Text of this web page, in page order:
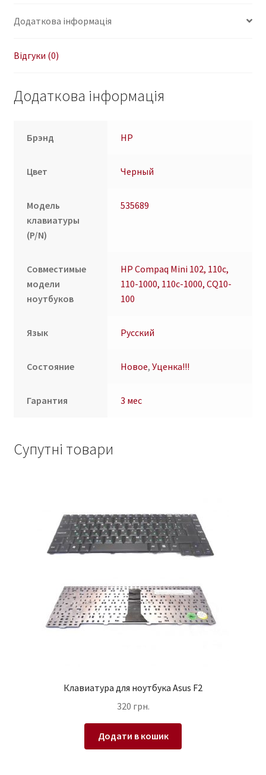
110c,
1000,
CQ10-
rus,
кількість
Додаткова інформація
Відгуки (0)
Додаткова інформація
Брэнд HP
Цвет Черный
Модель
клавиатуры
(P/N)
535689
Совместимые
модели
ноутбуков
HP Compaq Mini 102, 110c,
110-1000, 110c-1000, CQ10-
100
Язык Русский
Состояние Новое,Уценка!!!
Гарантия 3 мес
Супутні товари
Клавиатура для ноутбука Asus F2
320 грн.
Додати в кошик